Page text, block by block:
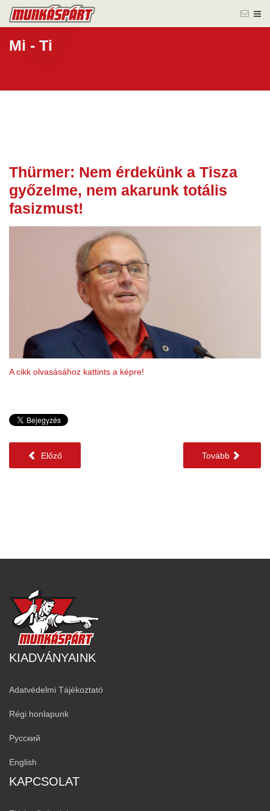
Mi - Ti
29 dec.
2025
Thürmer: Nem érdekünk a Tisza
győzelme, nem akarunk totális
fasizmust!
A cikk olvasásához kattints a képre!
Előző Tovább
KIADVÁNYAINK
Adatvédelmi Tájékoztató
Régi honlapunk
Русский
English
KAPCSOLAT